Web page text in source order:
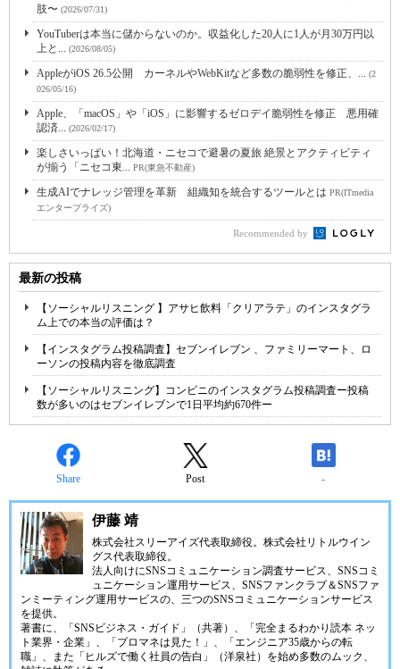
肢〜 (2026/07/31)
YouTuberは本当に儲からないのか。収益化した20人に1人が月30万円以
上と...
(2026/08/05)
AppleがiOS 26.5公開 カーネルやWebKitなど多数の脆弱性を修正、...
(2
026/05/16)
Apple、「macOS」や「iOS」に影響するゼロデイ脆弱性を修正 悪用確
認済...
(2026/02/17)
楽しさいっぱい！北海道・ニセコで避暑の夏旅 絶景とアクティビティ
が揃う「ニセコ東...
PR(東急不動産)
生成AIでナレッジ管理を革新 組織知を統合するツールとは PR(ITmedia
エンタープライズ)
Recommended by
最新の投稿
【ソーシャルリスニング 】アサヒ飲料「クリアラテ」のインスタグラ
ム上での本当の評価は？
【インスタグラム投稿調査】セブンイレブン 、ファミリーマート、ロ
ーソンの投稿内容を徹底調査
【ソーシャルリスニング】コンビニのインスタグラム投稿調査ー投稿
数が多いのはセブンイレブンで1日平均約670件ー
Share Post -
伊藤 靖
株式会社スリーアイズ代表取締役。株式会社リトルウイン
グス代表取締役。
法人向けにSNSコミュニケーション調査サービス、SNSコミ
ュニケーション運用サービス、SNSファンクラブ＆SNSファ
ンミーティング運用サービスの、三つのSNSコミュニケーションサービス
を提供。
著書に、「SNSビジネス・ガイド」（共著）、「完全まるわかり読本 ネッ
ト業界・企業」、「プロマネは見た！」、「エンジニア35歳からの転
職」、また「ヒルズで働く社員の告白」（洋泉社）を始め多数のムック、